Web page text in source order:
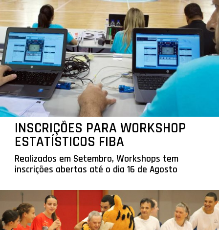
INSCRIÇÕES PARA WORKSHOP
ESTATÍSTICOS FIBA
Realizados em Setembro, Workshops tem
inscrições abertas até o dia 16 de Agosto